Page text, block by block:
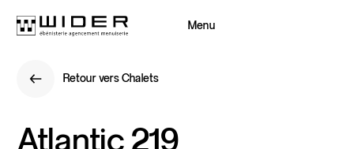
Retour
Menu
Retour vers Chalets
Atlantic 219